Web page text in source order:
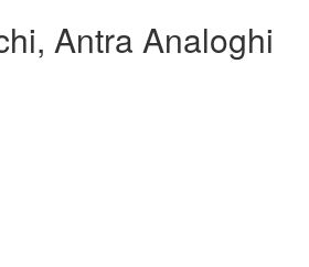
Antra Analoghi